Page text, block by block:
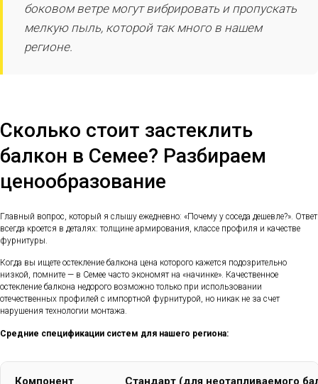
боковом ветре могут вибрировать и пропускать
мелкую пыль, которой так много в нашем
регионе.
Сколько стоит застеклить
балкон в Семее? Разбираем
ценообразование
Главный вопрос, который я слышу ежедневно: «Почему у соседа дешевле?». Ответ
всегда кроется в деталях: толщине армирования, классе профиля и качестве
фурнитуры.
Когда вы ищете остекление балкона цена которого кажется подозрительно
низкой, помните — в Семее часто экономят на «начинке». Качественное
остекление балкона недорого возможно только при использовании
отечественных профилей с импортной фурнитурой, но никак не за счет
нарушения технологии монтажа.
Средние спецификации систем для нашего региона:
Компонент Стандарт (для неотапливаемого